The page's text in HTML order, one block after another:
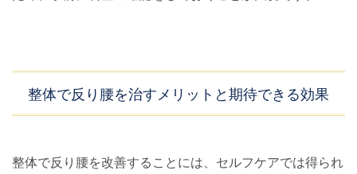
整体で反り腰を治すメリットと期待できる効果
整体で反り腰を改善することには、セルフケアでは得られ